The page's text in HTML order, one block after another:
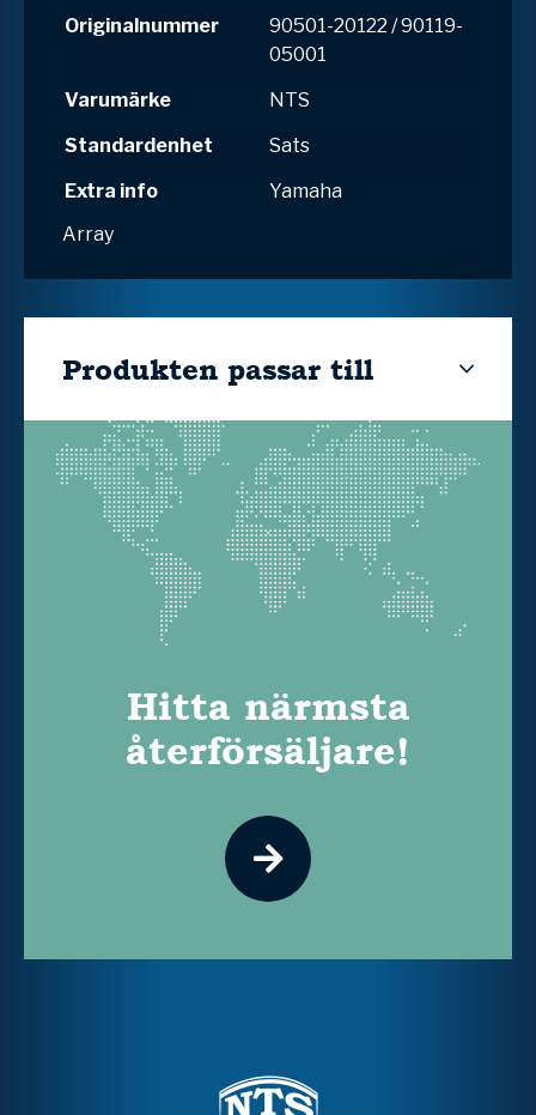
Originalnummer
90501-20122 / 90119-
05001
Varumärke
NTS
Standardenhet
Sats
Extra info
Yamaha
Array
Produkten passar till
Hitta närmsta
återförsäljare!